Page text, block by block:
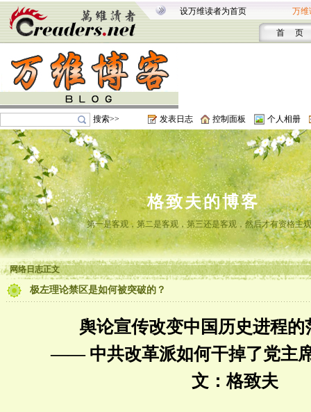
设万维读者为首页 万维
首 页
搜索>> 发表日志 控制面板 个人相册
格致夫的博客
第一是客观，第二是客观，第三还是客观，然后才有资格主
网络日志正文
极左理论禁区是如何被突破的？
舆论宣传改变中国历史进程的
—— 中共改革派如何干掉了党主
文：格致夫